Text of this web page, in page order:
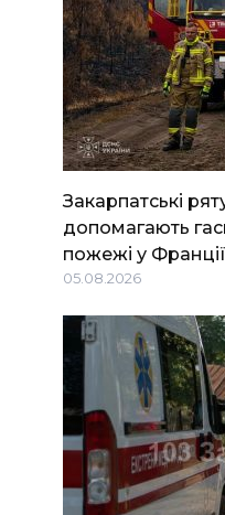
Закарпатські
допомагають
пожежі у Франції
05.08.2026